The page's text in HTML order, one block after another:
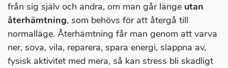
från sig själv och andra, om man går länge utan
återhämtning, som behövs för att återgå till
normalläge. Återhämtning får man genom att varva
ner, sova, vila, reparera, spara energi, slappna av,
fysisk aktivitet med mera, så kan stress bli skadligt